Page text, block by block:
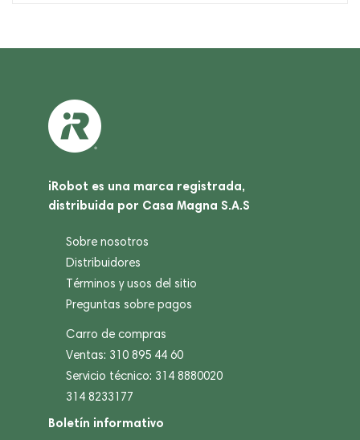
iRobot es una marca registrada,
distribuida por Casa Magna S.A.S
Sobre nosotros
Distribuidores
Términos y usos del sitio
Preguntas sobre pagos
Carro de compras
Ventas: 310 895 44 60
Servicio técnico: 314 8880020
314 8233177
Boletín informativo